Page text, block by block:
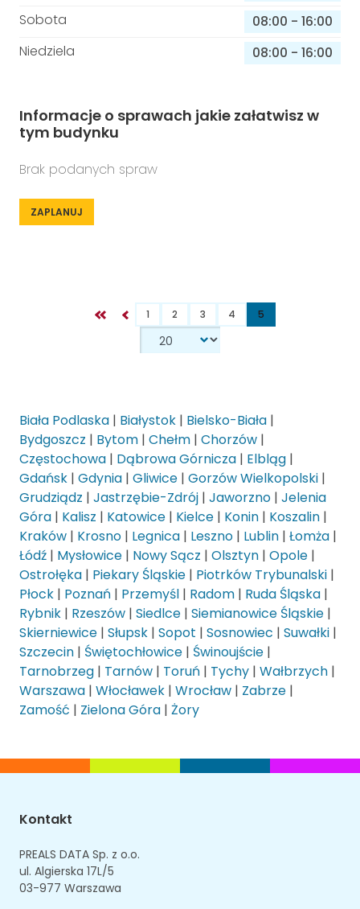
Sobota
08:00 - 16:00
Niedziela
08:00 - 16:00
Informacje o sprawach jakie załatwisz w
tym budynku
Brak podanych spraw
ZAPLANUJ
1 2 3 4 5
Biała Podlaska | Białystok | Bielsko-Biała |
Bydgoszcz | Bytom | Chełm | Chorzów |
Częstochowa | Dąbrowa Górnicza | Elbląg |
Gdańsk | Gdynia | Gliwice | Gorzów Wielkopolski |
Grudziądz | Jastrzębie-Zdrój | Jaworzno | Jelenia
Góra | Kalisz | Katowice | Kielce | Konin | Koszalin |
Kraków | Krosno | Legnica | Leszno | Lublin | Łomża |
Łódź | Mysłowice | Nowy Sącz | Olsztyn | Opole |
Ostrołęka | Piekary Śląskie | Piotrków Trybunalski |
Płock | Poznań | Przemyśl | Radom | Ruda Śląska |
Rybnik | Rzeszów | Siedlce | Siemianowice Śląskie |
Skierniewice | Słupsk | Sopot | Sosnowiec | Suwałki |
Szczecin | Świętochłowice | Świnoujście |
Tarnobrzeg | Tarnów | Toruń | Tychy | Wałbrzych |
Warszawa | Włocławek | Wrocław | Zabrze |
Zamość | Zielona Góra | Żory
Kontakt
PREALS DATA Sp. z o.o.
ul. Algierska 17L/5
03-977 Warszawa